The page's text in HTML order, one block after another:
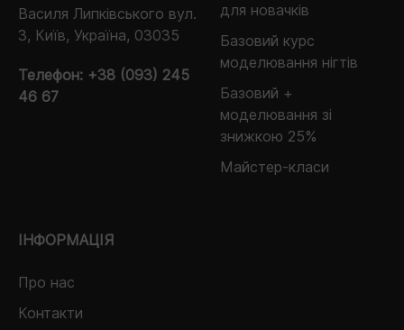
Василя Липківського вул.
3, Київ, Україна, 03035
Телефон: +38 (093) 245
46 67
для новачків
Базовий курс
моделювання нігтів
Базовий +
моделювання зі
знижкою 25%
Майстер-класи
ІНФОРМАЦІЯ
Про нас
Контакти